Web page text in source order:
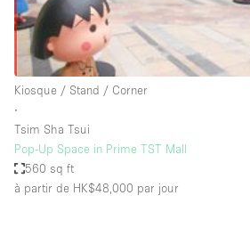
Ascenseur
Bar
Cabines d'essayage
Chauffage
Comptoir
Concierge
Cuisine
Kiosque / Stand / Corner
∙
Tsim Sha Tsui
Pop-Up Space in Prime TST Mall
560 sq ft
à partir de HK$48,000 par jour